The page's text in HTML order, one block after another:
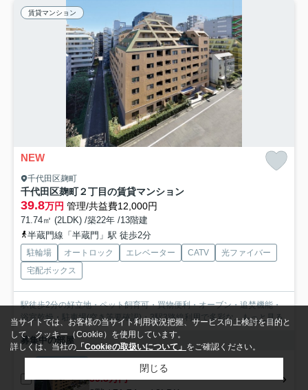
賃貸マンション
NEW
千代田区麹町
千代田区麹町２丁目の賃貸マンション
39.8万円 管理/共益費12,000円
71.74㎡ (2LDK) /築22年 /13階建
半蔵門線「半蔵門」駅 徒歩2分
駐輪場 オートロック エレベーター CATV
光ファイバー
宅配ボックス
駅徒歩2分の好立地・ペット飼育可・買物便利・オーブン・追焚機能・
浴室乾燥・駐車場(空き等要確認)・3駅3路線利用で多彩な... もっと見る
募集中の部屋
39.8万円
当サイトでは、お客様の当サイト利用状況把握、サービス向上検討を目的と
して、クッキー（Cookie）を使用しています。
詳しくは、当社の 「Cookieの取扱いについて」 をご確認ください。
閉じる